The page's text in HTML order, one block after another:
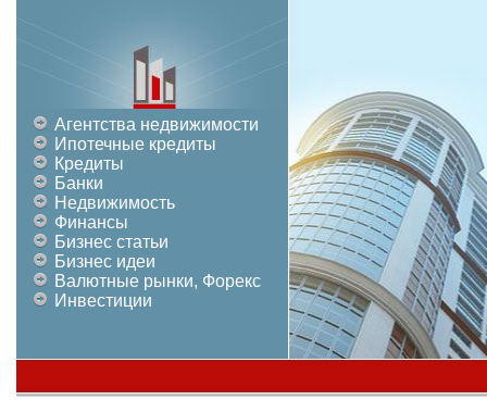
Агентства недвижимости
Ипотечные кредиты
Кредиты
Банки
Недвижимость
Финансы
Бизнес статьи
Бизнес идеи
Валютные рынки, Форекс
Инвестиции